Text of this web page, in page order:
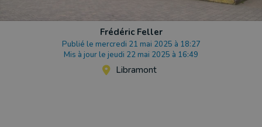
Frédéric Feller
Publié le mercredi 21 mai 2025 à 18:27
Mis à jour le jeudi 22 mai 2025 à 16:49
Libramont